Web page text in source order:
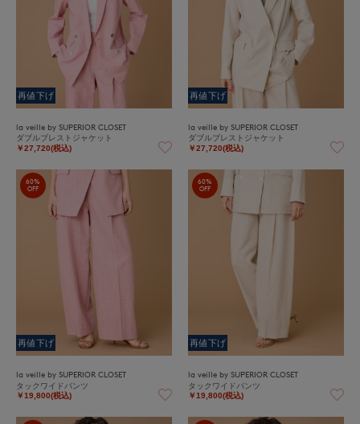
再値下げ
la veille by SUPERIOR CLOSET
ダブルブレストジャケット
￥27,720(税込)
再値下げ
la veille by SUPERIOR CLOSET
ダブルブレストジャケット
￥27,720(税込)
60%
OFF
再値下げ
la veille by SUPERIOR CLOSET
タックワイドパンツ
￥19,800(税込)
60%
OFF
再値下げ
la veille by SUPERIOR CLOSET
タックワイドパンツ
￥19,800(税込)